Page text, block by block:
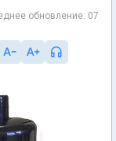
обновление: 07